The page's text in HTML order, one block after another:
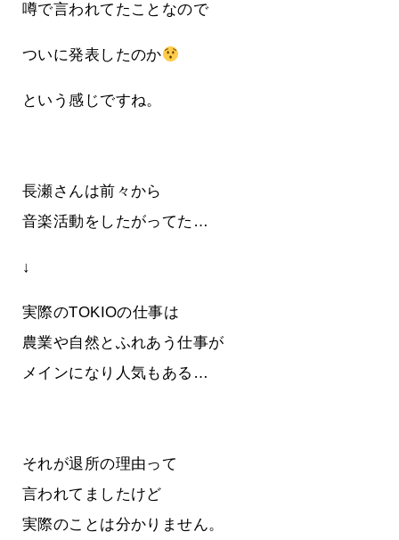
噂で言われてたことなので
ついに発表したのか
という感じですね。
長瀬さんは前々から
音楽活動をしたがってた…
↓
実際のTOKIOの仕事は
農業や自然とふれあう仕事が
メインになり人気もある…
それが退所の理由って
言われてましたけど
実際のことは分かりません。